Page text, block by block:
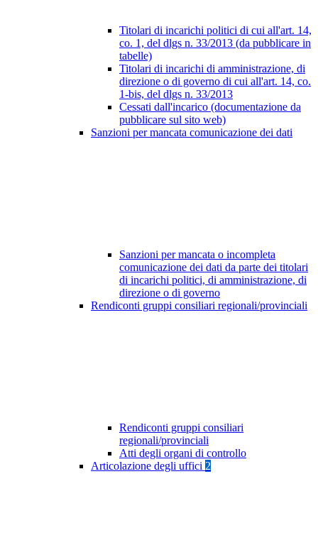
Titolari di incarichi politici di cui all'art. 14,
co. 1, del dlgs n. 33/2013 (da pubblicare in
tabelle)
Titolari di incarichi di amministrazione, di
direzione o di governo di cui all'art. 14, co.
1-bis, del dlgs n. 33/2013
Cessati dall'incarico (documentazione da
pubblicare sul sito web)
Sanzioni per mancata comunicazione dei dati
Sanzioni per mancata o incompleta
comunicazione dei dati da parte dei titolari
di incarichi politici, di amministrazione, di
direzione o di governo
Rendiconti gruppi consiliari regionali/provinciali
Rendiconti gruppi consiliari
regionali/provinciali
Atti degli organi di controllo
Articolazione degli uffici 2